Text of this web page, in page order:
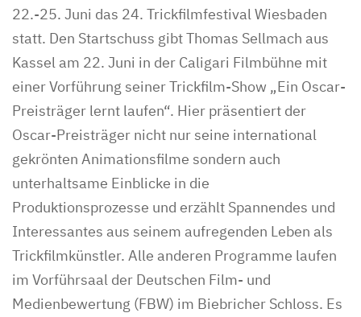
22.-25. Juni das 24. Trickfilmfestival Wiesbaden
statt. Den Startschuss gibt Thomas Sellmach aus
Kassel am 22. Juni in der Caligari Filmbühne mit
einer Vorführung seiner Trickfilm-Show „Ein Oscar-
Preisträger lernt laufen“. Hier präsentiert der
Oscar-Preisträger nicht nur seine international
gekrönten Animationsfilme sondern auch
unterhaltsame Einblicke in die
Produktionsprozesse und erzählt Spannendes und
Interessantes aus seinem aufregenden Leben als
Trickfilmkünstler. Alle anderen Programme laufen
im Vorführsaal der Deutschen Film- und
Medienbewertung (FBW) im Biebricher Schloss. Es